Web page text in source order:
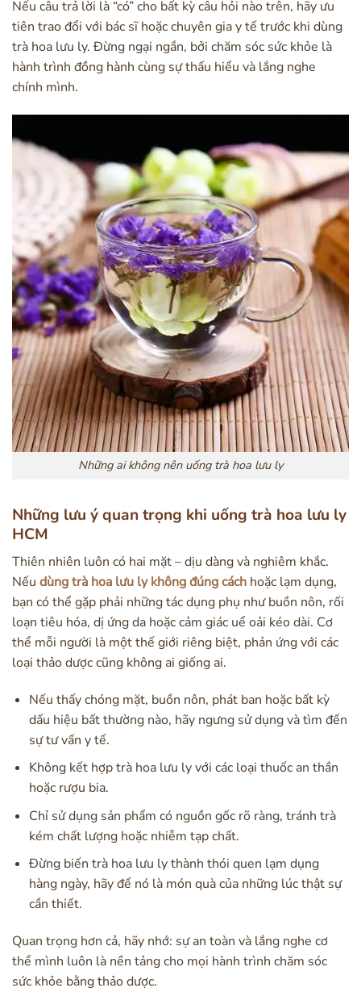
Nếu câu trả lời là “có” cho bất kỳ câu hỏi nào trên, hãy ưu
tiên trao đổi với bác sĩ hoặc chuyên gia y tế trước khi dùng
trà hoa lưu ly. Đừng ngại ngần, bởi chăm sóc sức khỏe là
hành trình đồng hành cùng sự thấu hiểu và lắng nghe
chính mình.
Những ai không nên uống trà hoa lưu ly
Những lưu ý quan trọng khi uống trà hoa lưu ly
HCM
Thiên nhiên luôn có hai mặt – dịu dàng và nghiêm khắc.
Nếu dùng trà hoa lưu ly không đúng cách hoặc lạm dụng,
bạn có thể gặp phải những tác dụng phụ như buồn nôn, rối
loạn tiêu hóa, dị ứng da hoặc cảm giác uể oải kéo dài. Cơ
thể mỗi người là một thế giới riêng biệt, phản ứng với các
loại thảo dược cũng không ai giống ai.
Nếu thấy chóng mặt, buồn nôn, phát ban hoặc bất kỳ
dấu hiệu bất thường nào, hãy ngưng sử dụng và tìm đến
sự tư vấn y tế.
Không kết hợp trà hoa lưu ly với các loại thuốc an thần
hoặc rượu bia.
Chỉ sử dụng sản phẩm có nguồn gốc rõ ràng, tránh trà
kém chất lượng hoặc nhiễm tạp chất.
Đừng biến trà hoa lưu ly thành thói quen lạm dụng
hàng ngày, hãy để nó là món quà của những lúc thật sự
cần thiết.
Quan trọng hơn cả, hãy nhớ: sự an toàn và lắng nghe cơ
thể mình luôn là nền tảng cho mọi hành trình chăm sóc
sức khỏe bằng thảo dược.